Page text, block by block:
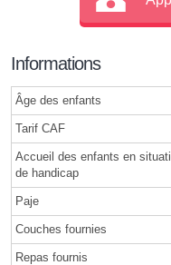
Informations
Âge des enfants
Tarif CAF
Accueil des enfants en
de handicap
Paje
Couches fournies
Repas fournis